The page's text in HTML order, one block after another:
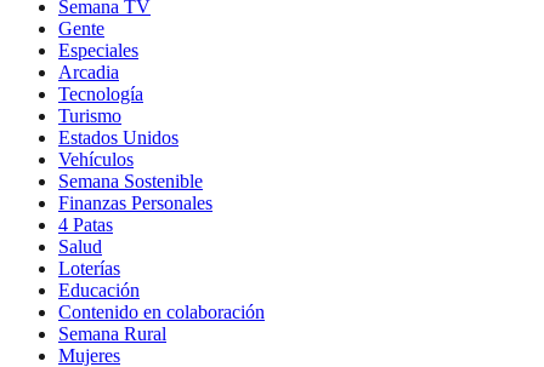
Semana TV
Gente
Especiales
Arcadia
Tecnología
Turismo
Estados Unidos
Vehículos
Semana Sostenible
Finanzas Personales
4 Patas
Salud
Loterías
Educación
Contenido en colaboración
Semana Rural
Mujeres